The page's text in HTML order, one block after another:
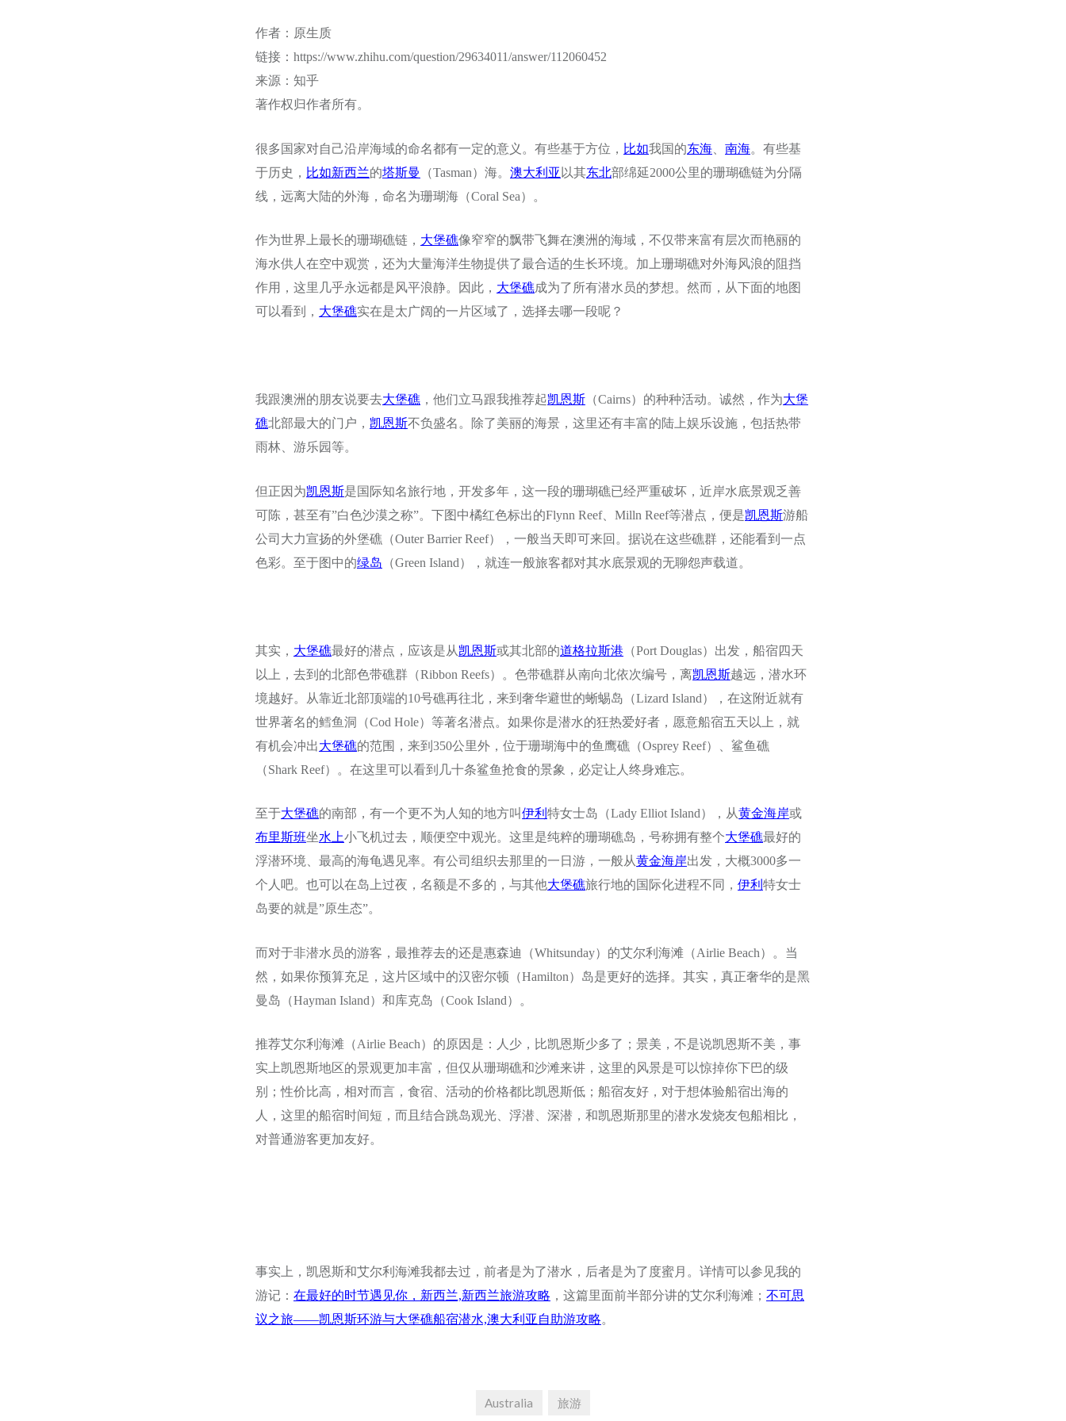
作者：原生质
链接：https://www.zhihu.com/question/29634011/answer/112060452
来源：知乎
著作权归作者所有。
很多国家对自己沿岸海域的命名都有一定的意义。有些基于方位， 比如我国的东海 南海。有些基
于历史， 比如新西兰的塔斯曼 （Tasman）海。 澳大利亚 以其东北部绵延2000公里的珊瑚礁链为分隔
线，远离大陆的外海，命名为珊瑚海（Coral Sea）。
作为世界上最长的珊瑚礁链， 大堡礁像窄窄的飘带飞舞在澳洲的海域，不仅带来富有层次而艳丽的
海水供人在空中观赏，还为大量海洋生物提供了最合适的生长环境。加上珊瑚礁对外海风浪的阻挡
作用，这里几乎永远都是风平浪静。因此， 大堡礁成为了所有潜水员的梦想。然而，从下面的地图
可以看到， 大堡礁实在是太广阔的一片区域了，选择去哪一段呢？
我跟澳洲的朋友说要去大堡礁 ，他们立马跟我推荐起凯恩斯 （Cairns）的种种活动。诚然，作为大堡
礁北部最大的门户， 凯恩斯不负盛名。除了美丽的海景，这里还有丰富的陆上娱乐设施，包括热带
雨林、游乐园等。
但正因为凯恩斯是国际知名旅行地，开发多年，这一段的珊瑚礁已经严重破坏，近岸水底景观乏善
可陈，甚至有”白色沙漠之称”。下图中橘红色标出的Flynn Reef、Milln Reef等潜点，便是凯恩斯游船
公司大力宣扬的外堡礁（Outer Barrier Reef），一般当天即可来回。据说在这些礁群，还能看到一点
色彩。至于图中的绿岛 （Green Island），就连一般旅客都对其水底景观的无聊怨声载道。
其实， 大堡礁最好的潜点，应该是从凯恩斯或其北部的道格拉斯港 （Port Douglas）出发，船宿四天
以上，去到的北部色带礁群（Ribbon Reefs）。色带礁群从南向北依次编号，离凯恩斯越远，潜水环
境越好。从靠近北部顶端的10号礁再往北，来到奢华避世的蜥蜴岛（Lizard Island），在这附近就有
世界著名的鳕鱼洞（Cod Hole）等著名潜点。如果你是潜水的狂热爱好者，愿意船宿五天以上，就
有机会冲出大堡礁的范围，来到350公里外，位于珊瑚海中的鱼鹰礁（Osprey Reef）、鲨鱼礁
（Shark Reef）。在这里可以看到几十条鲨鱼抢食的景象，必定让人终身难忘。
至于大堡礁的南部，有一个更不为人知的地方叫伊利 特女士岛（Lady Elliot Island），从黄金海岸或
布里斯班坐水上小飞机过去，顺便空中观光。这里是纯粹的珊瑚礁岛，号称拥有整个大堡礁最好的
浮潜环境、最高的海龟遇见率。有公司组织去那里的一日游，一般从黄金海岸出发，大概3000多一
个人吧。也可以在岛上过夜，名额是不多的，与其他大堡礁旅行地的国际化进程不同， 伊利 特女士
岛要的就是”原生态”。
而对于非潜水员的游客，最推荐去的还是惠森迪（Whitsunday）的艾尔利海滩（Airlie Beach）。当
然，如果你预算充足，这片区域中的汉密尔顿（Hamilton）岛是更好的选择。其实，真正奢华的是黑
曼岛（Hayman Island）和库克岛（Cook Island）。
推荐艾尔利海滩（Airlie Beach）的原因是：人少，比凯恩斯少多了；景美，不是说凯恩斯不美，事
实上凯恩斯地区的景观更加丰富，但仅从珊瑚礁和沙滩来讲，这里的风景是可以惊掉你下巴的级
别；性价比高，相对而言，食宿、活动的价格都比凯恩斯低；船宿友好，对于想体验船宿出海的
人，这里的船宿时间短，而且结合跳岛观光、浮潜、深潜，和凯恩斯那里的潜水发烧友包船相比，
对普通游客更加友好。
事实上，凯恩斯和艾尔利海滩我都去过，前者是为了潜水，后者是为了度蜜月。详情可以参见我的
游记： 在最好的时节遇见你，新西兰,新西兰旅游攻略 ，这篇里面前半部分讲的艾尔利海滩； 不可思
议之旅——凯恩斯环游与大堡礁船宿潜水,澳大利亚自助游攻略。
Australia 旅游